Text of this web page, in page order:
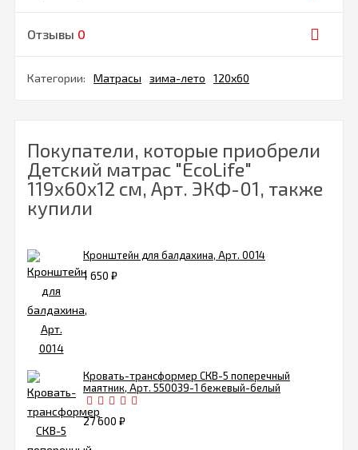
Отзывы 0
Категории: Матрасы зима-лето 120х60
Покупатели, которые приобрели
Детский матрас "EcoLife"
119х60х12 см, Арт. ЭКФ-01, также
купили
Кронштейн для балдахина, Арт. 0014
1 650 ₽
Кровать-трансформер СКВ-5 поперечный
маятник, Арт. 550039-1 бежевый-белый
27 600 ₽